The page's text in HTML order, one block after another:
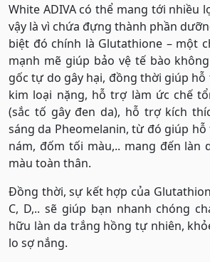
White ADIVA có thể mang tới nhiều
vậy là vì chứa đựng thành phần
biệt đó chính là Glutathione – một
mạnh mẽ giúp bảo vệ tế bào
gốc tự do gây hại, đồng thời giúp
kim loại nặng, hỗ trợ làm ức chế
(sắc tố gây đen da), hỗ trợ kích
sáng da Pheomelanin, từ đó giúp
nám, đốm tối màu,.. mang đến làn
màu toàn thân.
Đồng thời, sự kết hợp của
C, D,.. sẽ giúp bạn nhanh chóng
hữu làn da trắng hồng tự nhiên,
lo sợ nắng.